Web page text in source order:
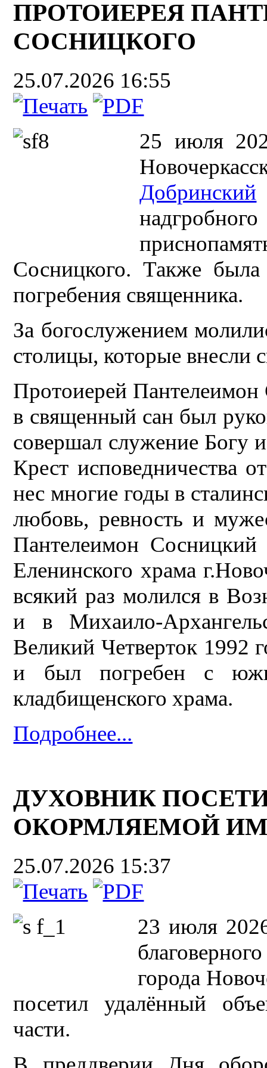
ПРОТОИЕРЕЯ
СОСНИЦКОГО
25.07.2026 16:55
25 июля
Добринский
Сосницкого. Также
погребения священника.
За богослужением
столицы, которые внесли
Протоиерей Пантелеимон
в священный сан был
совершал служение Богу
Крест исповедничества
нес многие годы в
любовь, ревность и
Пантелеимон Сосницкий
Еленинского храма
всякий раз молился в
и в Михаило-
Великий Четверток 1992
и был погребен с
кладбищенского храма.
Подробнее...
ДУХОВНИК
ОКОРМЛЯЕМОЙ
25.07.2026 15:37
23 июля
города
посетил удалённый
части.